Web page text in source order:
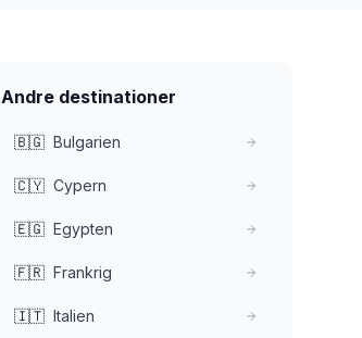
Andre destinationer
🇧🇬 Bulgarien
🇨🇾 Cypern
🇪🇬 Egypten
🇫🇷 Frankrig
🇮🇹 Italien